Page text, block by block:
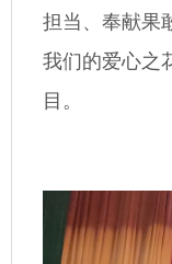
担当、奉献果
我们的爱心之
目。